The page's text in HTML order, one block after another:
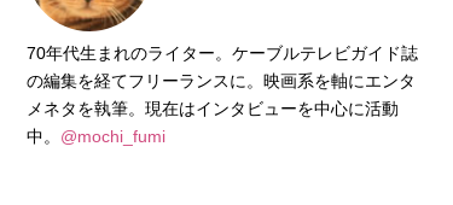
70年代生まれのライター。ケーブルテレビガイド誌
の編集を経てフリーランスに。映画系を軸にエンタ
メネタを執筆。現在はインタビューを中心に活動
中。 @mochi_fumi